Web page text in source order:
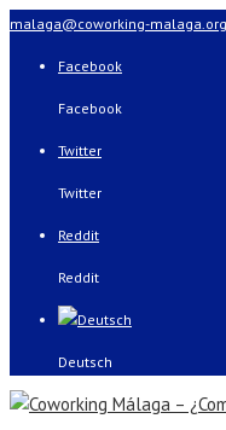
malaga@coworking-malaga.org
Facebook
Facebook
Twitter
Twitter
Reddit
Reddit
Deutsch